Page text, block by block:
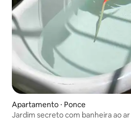
Apartamento ⋅ Ponce
Jardim secreto com banheira ao